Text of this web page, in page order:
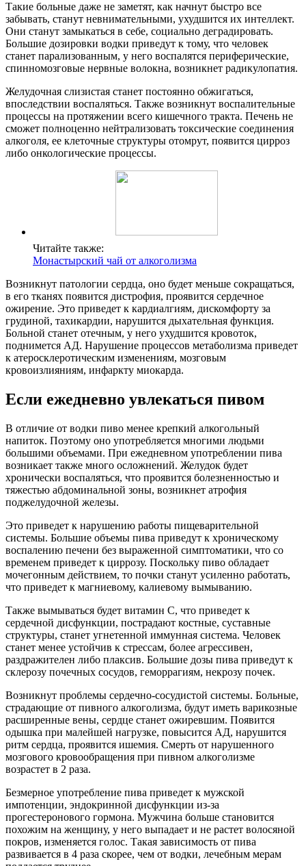
Такие больные даже не заметят, как начнут быстро все
забывать, станут невнимательными, ухудшится их интеллект.
Они станут замыкаться в себе, социально деградировать.
Большие дозировки водки приведут к тому, что человек
станет парализованным, у него воспалятся периферические,
спинномозговые нервные волокна, возникнет радикулопатия.
Желудочная слизистая станет постоянно обжигаться,
впоследствии воспаляться. Также возникнут воспалительные
процессы на протяжении всего кишечного тракта. Печень не
сможет полноценно нейтрализовать токсические соединения
алкоголя, ее клеточные структуры отомрут, появится цирроз
либо онкологические процессы.
Читайте также:
Монастырский чай от алкоголизма
Возникнут патологии сердца, оно будет меньше сокращаться,
в его тканях появится дистрофия, проявится сердечное
ожирение. Это приведет к кардиалгиям, дискомфорту за
грудиной, тахикардии, нарушится дыхательная функция.
Больной станет отечным, у него ухудшится кровоток,
поднимется АД. Нарушение процессов метаболизма приведет
к атеросклеротическим изменениям, мозговым
кровоизлияниям, инфаркту миокарда.
Если ежедневно увлекаться пивом
В отличие от водки пиво менее крепкий алкогольный
напиток. Поэтому оно употребляется многими людьми
большими объемами. При ежедневном употреблении пива
возникает также много осложнений. Желудок будет
хронически воспаляться, что проявится болезненностью и
тяжестью абдоминальной зоны, возникнет атрофия
поджелудочной железы.
Это приведет к нарушению работы пищеварительной
системы. Большие объемы пива приведут к хроническому
воспалению печени без выраженной симптоматики, что со
временем приведет к циррозу. Поскольку пиво обладает
мочегонным действием, то почки станут усиленно работать,
что приведет к магниевому, калиевому вымыванию.
Также вымываться будет витамин С, что приведет к
сердечной дисфункции, пострадают костные, суставные
структуры, станет угнетенной иммунная система. Человек
станет менее устойчив к стрессам, более агрессивен,
раздражителен либо плаксив. Большие дозы пива приведут к
склерозу почечных сосудов, геморрагиям, некрозу почек.
Возникнут проблемы сердечно-сосудистой системы. Больные,
страдающие от пивного алкоголизма, будут иметь варикозные
расширенные вены, сердце станет ожиревшим. Появится
одышка при малейшей нагрузке, повысится АД, нарушится
ритм сердца, проявится ишемия. Смерть от нарушенного
мозгового кровообращения при пивном алкоголизме
возрастет в 2 раза.
Безмерное употребление пива приведет к мужской
импотенции, эндокринной дисфункции из-за
прогестеронового гормона. Мужчина больше становится
похожим на женщину, у него выпадает и не растет волосяной
покров, изменяется голос. Такая зависимость от пива
развивается в 4 раза скорее, чем от водки, лечебным мерам